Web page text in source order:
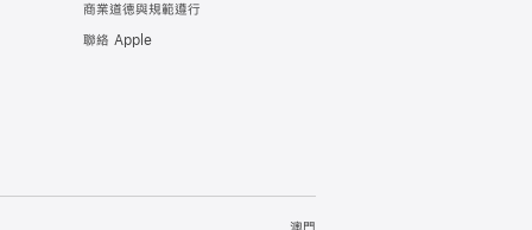
商業道德與規範遵行
聯絡 Apple